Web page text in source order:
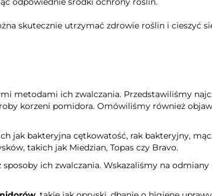
skutecznie utrzymać zdrowie roślin i cieszyć
metodami ich zwalczania. Przedstawiliśmy
korzeni pomidora. Omówiliśmy również
jak bakteryjna cętkowatość, rak bakteryjny,
takich jak Miedzian, Topas czy Bravo.
ich zwalczania. Wskazaliśmy na